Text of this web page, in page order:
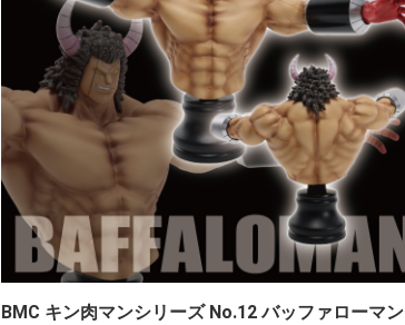
BMC キン肉マンシリーズ No.12 バッファローマン